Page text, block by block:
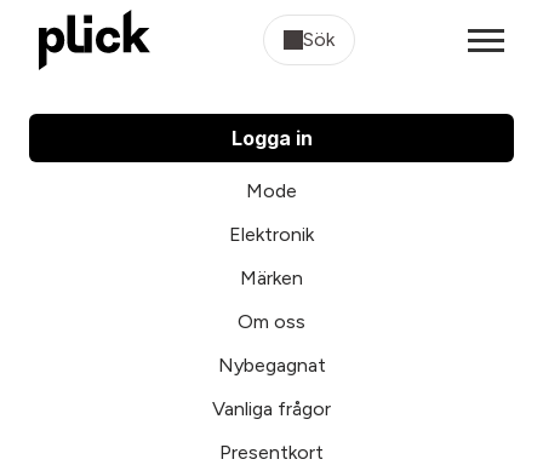
Sök
Logga in
Mode
Elektronik
Märken
Om oss
Nybegagnat
Vanliga frågor
Presentkort